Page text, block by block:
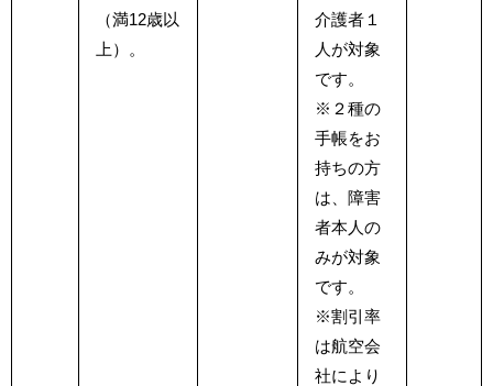
（満12歳以
上）。
介護者１
人が対象
です。
※２種の
手帳をお
持ちの方
は、障害
者本人の
みが対象
です。
※割引率
は航空会
社により